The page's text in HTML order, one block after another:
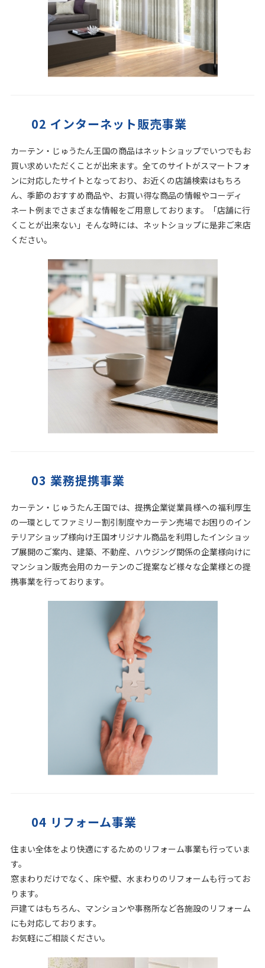
02 インターネット販売事業
カーテン・じゅうたん王国の商品はネットショップでいつでもお
買い求めいただくことが出来ます。全てのサイトがスマートフォ
ンに対応したサイトとなっており、お近くの店舗検索はもちろ
ん、季節のおすすめ商品や、お買い得な商品の情報やコーディ
ネート例までさまざまな情報をご用意しております。「店舗に行
くことが出来ない」そんな時には、ネットショップに是非ご来店
ください。
03 業務提携事業
カーテン・じゅうたん王国では、提携企業従業員様への福利厚生
の一環としてファミリー割引制度やカーテン売場でお困りのイン
テリアショップ様向け王国オリジナル商品を利用したインショッ
プ展開のご案内、建築、不動産、ハウジング関係の企業様向けに
マンション販売会用のカーテンのご提案など様々な企業様との提
携事業を行っております。
04 リフォーム事業
住まい全体をより快適にするためのリフォーム事業も行っていま
す。
窓まわりだけでなく、床や壁、水まわりのリフォームも行ってお
ります。
戸建てはもちろん、マンションや事務所など各施設のリフォーム
にも対応しております。
お気軽にご相談ください。